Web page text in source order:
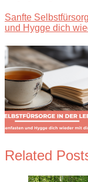
Sanfte
und Hygge dich
Related